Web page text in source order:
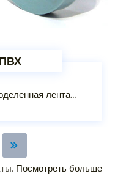
лента...
Посмотреть больше